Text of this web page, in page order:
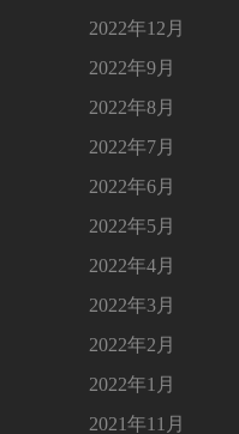
2022年12月
2022年9月
2022年8月
2022年7月
2022年6月
2022年5月
2022年4月
2022年3月
2022年2月
2022年1月
2021年11月